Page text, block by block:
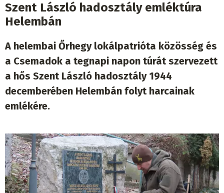
Szent László hadosztály emléktúra
Helembán
A helembai Őrhegy lokálpatrióta közösség és
a Csemadok a tegnapi napon túrát szervezett
a hős Szent László hadosztály 1944
decemberében Helembán folyt harcainak
emlékére.